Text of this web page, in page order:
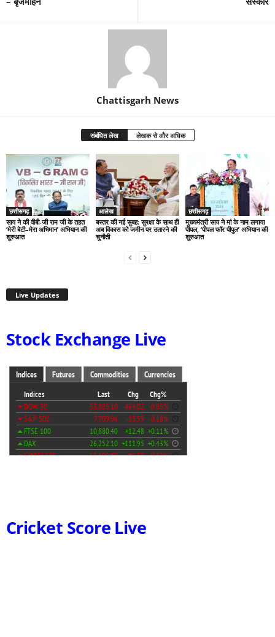
Chattisgarh News
संबंधित लेख लेखक से और अधिक
छत्तीसगढ़
साय ने की वीबी-जी राम जी के तहत
‘मेरी बेटी–मेरा अभिमान’ अभियान की
शुरुआत
आलेख
बस्तर की नई सुबह: सुरक्षा के साथ ही
अब विकास को जमीन पर उतारने की
चुनौती
छत्तीसगढ़
मुख्यमंत्री साय ने मां के नाम लगाया
पीपल, ‘पीपल फॉर पीपुल’ अभियान की
शुरुआत
Live Updates
Stock Exchange Live
Cricket Score Live